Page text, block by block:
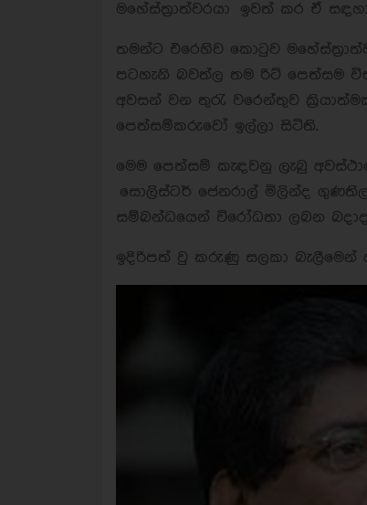
මහේස්ත්‍රාත්වරයා ඉවත් කර ඒ
තමන්ට එරෙහිව කොටුව
පටහැනි බවත්ල තම රිට් පෙත්සම
අවසන් වන තුරැ වරෙන්තුව
පෙත්සම්කරුවෝ ඉල්ලා සිටිති.
මෙම පෙත්සම් කැඳවනු ලැබු
සොලිස්ටර් ජෙනරාල් මිලින්ද
සම්බන්ධයෙන් විරෝධතා ලබන
ඉදිරිපත් වු කරුණු සලකා